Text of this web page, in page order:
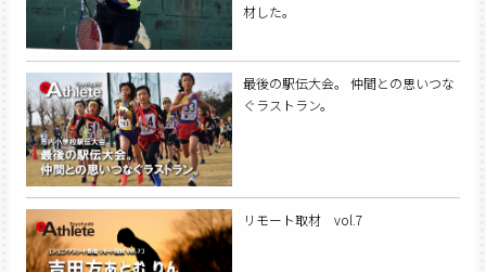
材した。
最後の駅伝大会。 仲間との思いつな
ぐラストラン。
リモート取材 vol.7